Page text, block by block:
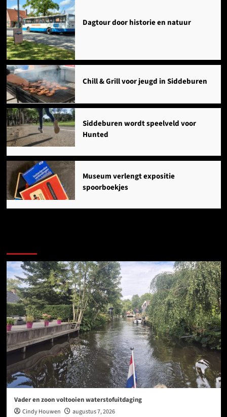
Dagtour door historie en natuur
Chill & Grill voor jeugd in Siddeburen
Siddeburen wordt speelveld voor
Hunted
Museum verlengt expositie
spoorboekjes
Vader en zoon voltooien waterstofuitdaging
Cindy Houwen augustus 7, 2026